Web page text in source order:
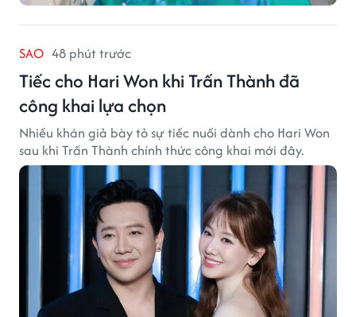
SAO 48 phút trước
Tiếc cho Hari Won khi Trấn Thành đã
công khai lựa chọn
Nhiều khán giả bày tỏ sự tiếc nuối dành cho Hari Won
sau khi Trấn Thành chính thức công khai mới đây.